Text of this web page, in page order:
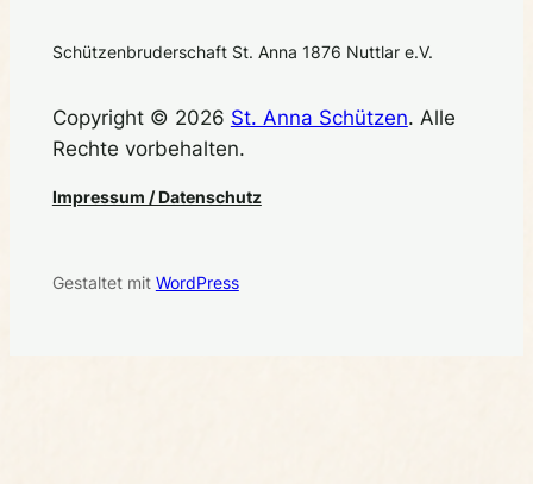
Schützenbruderschaft St. Anna 1876 Nuttlar e.V.
Copyright © 2026 St. Anna Schützen. Alle
Rechte vorbehalten.
Impressum / Datenschutz
Gestaltet mit WordPress